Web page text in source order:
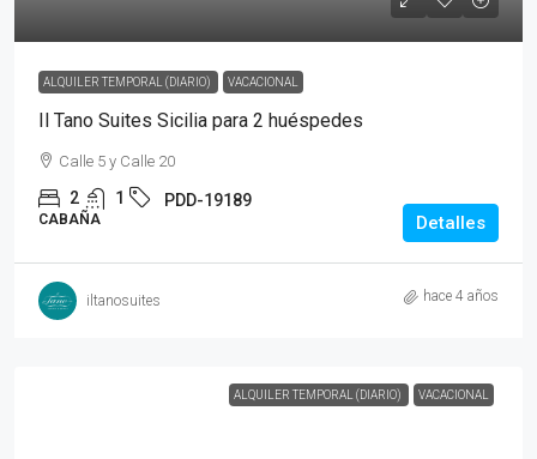
ALQUILER TEMPORAL (DIARIO) VACACIONAL
Il Tano Suites Sicilia para 2 huéspedes
Calle 5 y Calle 20
2 1 PDD-19189
CABAÑA Detalles
iltanosuites hace 4 años
ALQUILER TEMPORAL (DIARIO) VACACIONAL